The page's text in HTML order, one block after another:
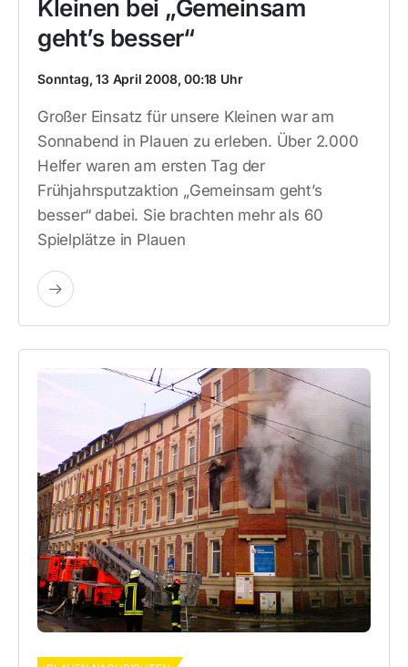
Kleinen bei „Gemeinsam
geht’s besser“
Sonntag, 13 April 2008, 00:18 Uhr
Großer Einsatz für unsere Kleinen war am
Sonnabend in Plauen zu erleben. Über 2.000
Helfer waren am ersten Tag der
Frühjahrsputzaktion „Gemeinsam geht’s
besser“ dabei. Sie brachten mehr als 60
Spielplätze in Plauen